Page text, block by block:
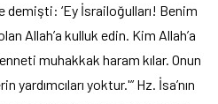
demişti: ‘Ey İsrailoğulları! Benim
Allah’a kulluk edin. Kim Allah’a
muhakkak haram kılar. Onun
yardımcıları yoktur.'” Hz. İsa’nın